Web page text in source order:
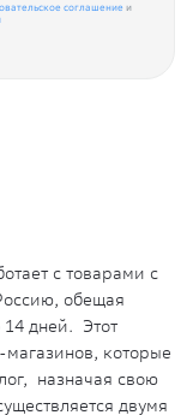
соглашениеи
с товарами с
обещая
14 дней. Этот
которые
назначая свою
двумя